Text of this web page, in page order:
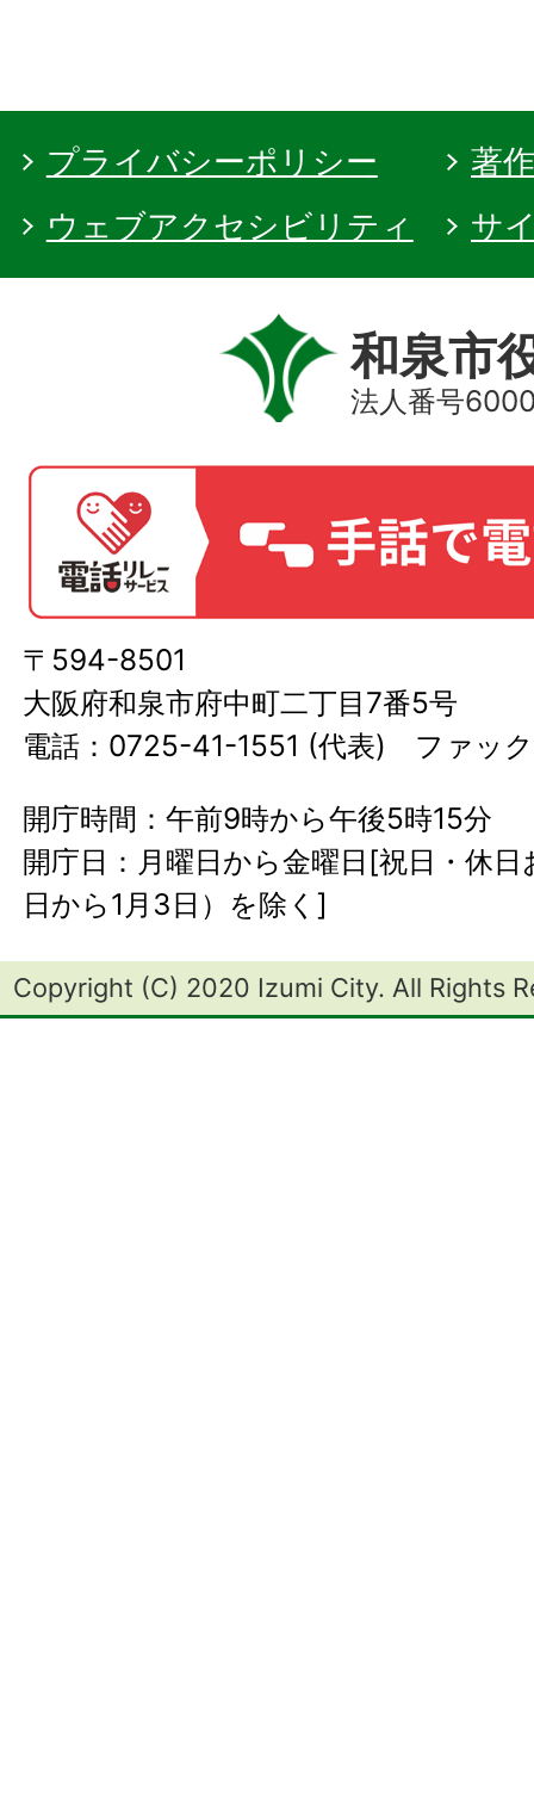
プライバシーポリシー
著
ウェブアクセシビリティ
サ
和泉市
法人番号
〒594-8501
大阪府和泉市府中町二丁目7番5号
電話：0725-41-1551 (代表) ファッ
開庁時間：午前9時から午後5時15分
開庁日：月曜日から金曜日[祝日・休
日から1月3日）を除く]
Copyright (C) 2020 Izumi City. All Rights